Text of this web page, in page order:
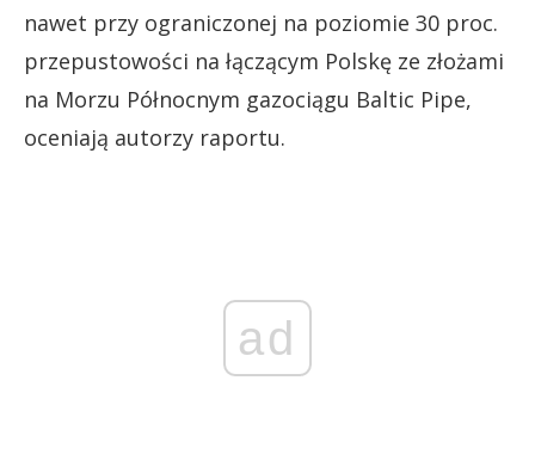
nawet przy ograniczonej na poziomie 30 proc.
przepustowości na łączącym Polskę ze złożami
na Morzu Północnym gazociągu Baltic Pipe,
oceniają autorzy raportu.
ad